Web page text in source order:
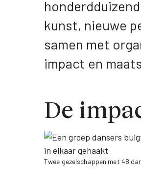
kunst, nieuwe
samen met
impact en
De
Twee gezelschappen met 48